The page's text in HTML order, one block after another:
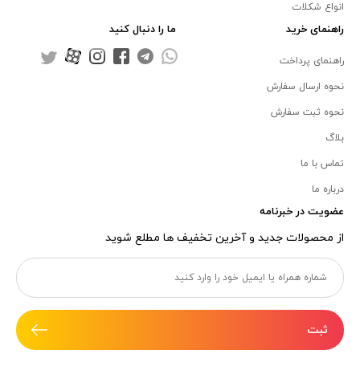
انواع شکلات
راهنمای خرید
راهنمای پرداخت
نحوه ارسال سفارش
نحوه ثبت سفارش
بلاگ
تماس با ما
درباره ما
ما را دنبال کنید
عضویت در خبرنامه
از محصولات جدید و آخرین تخفیف ها مطلع شوید
ثبت